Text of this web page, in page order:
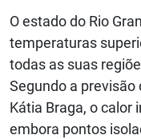
O estado do Rio
temperaturas
todas as suas
Segundo a
Kátia Braga, o calor
embora pontos